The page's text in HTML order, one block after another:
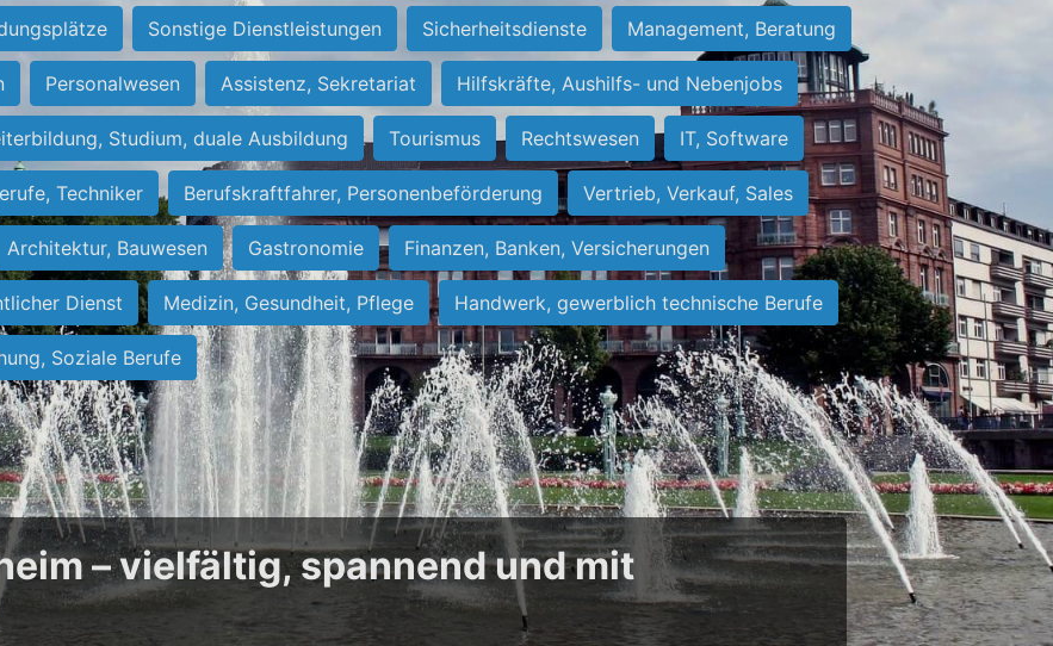
Sonstige Dienstleistungen Sicherheitsdienste Management, Beratung
Personalwesen Assistenz, Sekretariat Hilfskräfte, Aushilfs- und Nebenjobs
Studium, duale Ausbildung Tourismus Rechtswesen IT, Software
Techniker Berufskraftfahrer, Personenbeförderung Vertrieb, Verkauf, Sales
Architektur, Bauwesen Gastronomie Finanzen, Banken, Versicherungen
Dienst Medizin, Gesundheit, Pflege Handwerk, gewerblich technische Berufe
Soziale Berufe
– vielfältig, spannend und mit